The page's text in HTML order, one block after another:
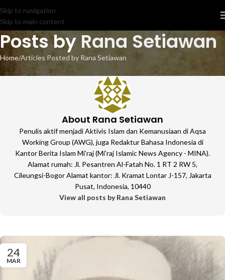
Skip to navigation
Skip to main content
Posts by Rana Setiawan
Home Articles Posted by Rana Setiawan
About Rana Setiawan
Penulis aktif menjadi Aktivis Islam dan Kemanusiaan di Aqsa
Working Group (AWG), juga Redaktur Bahasa Indonesia di
Kantor Berita Islam Mi’raj (Mi’raj Islamic News Agency - MINA).
Alamat rumah: Jl. Pesantren Al-Fatah No. 1 RT 2 RW 5,
Cileungsi-Bogor Alamat kantor: Jl. Kramat Lontar J-157, Jakarta
Pusat, Indonesia, 10440
View all posts by Rana Setiawan
24
MAR